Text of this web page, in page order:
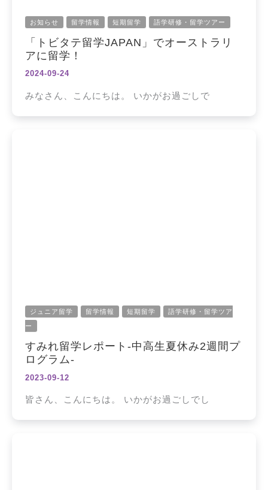
お知らせ 留学情報 短期留学 語学研修・留学ツアー
「トビタテ留学JAPAN」でオーストラリ
アに留学！
2024-09-24
みなさん、こんにちは。 いかがお過ごしで
ジュニア留学 留学情報 短期留学
語学研修・留学ツア
ー
すみれ留学レポート‐中高生夏休み2週間プ
ログラム‐
2023-09-12
皆さん、こんにちは。 いかがお過ごしでし